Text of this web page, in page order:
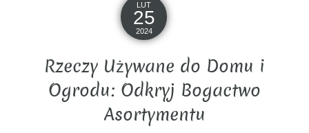
LUT
25
2024
Rzeczy Używane do Domu i
Ogrodu: Odkryj Bogactwo
Asortymentu